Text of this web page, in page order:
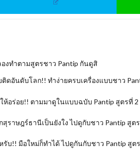
งทําตามสูตรชาว Pantip กันดูสิ
ติดอันดับโลก!! ทําง่ายครบเครื่องแบบชาว
ห้อร่อย!! ตามมาดูในแบบฉบับ Pantip สูตรที่ 2
สุราษฎร์ธานีเป็นยังใง ไปดูกับชาว Pantip สูต
บ!! มือใหม่ก็ทำได้ ไปดูกันกับชาว Pantip สูต